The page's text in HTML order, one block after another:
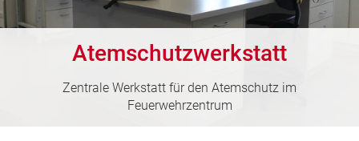
Atemschutzwerkstatt
Zentrale Werkstatt für den Atemschutz im
Feuerwehrzentrum